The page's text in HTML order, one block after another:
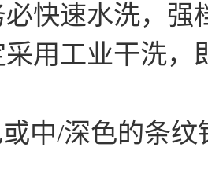
必快速水洗，强
用工业干洗，
中/深色的条